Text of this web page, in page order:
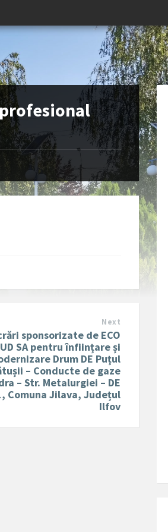
Next
sponsorizate de ECO
SA pentru înființare și
Drum DE Puțul
– Conducte de gaze
– Str. Metalurgiei – DE
Comuna Jilava, Județul
Ilfov